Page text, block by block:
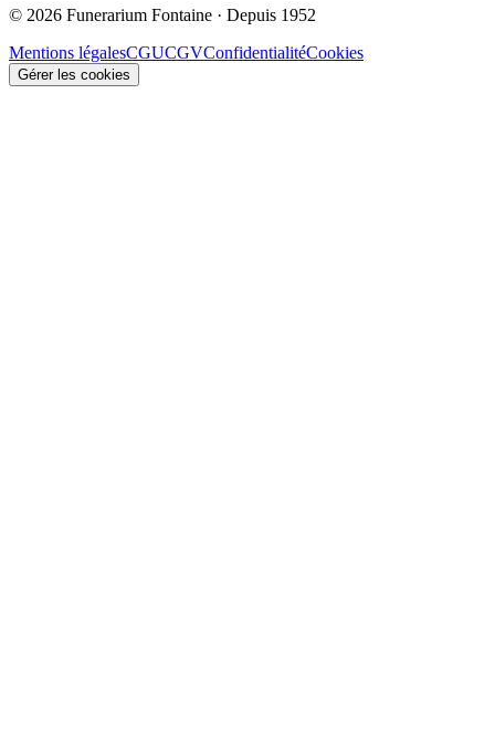
© 2026 Funerarium Fontaine · Depuis 1952
Mentions légalesCGUCGVConfidentialitéCookies
Gérer les cookies